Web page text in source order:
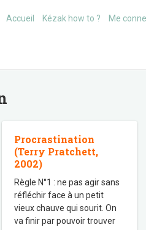
Accueil Kézak how to ? Me
Procrastination
(Terry Pratchett,
2002)
Règle N°1 : ne pas agir sans
réfléchir face à un petit
vieux chauve qui sourit. On
va finir par pouvoir trouver